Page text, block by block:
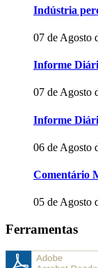
Indústria
07 de Agosto
Informe
07 de Agosto
Informe
06 de Agosto
Comentário
05 de Agosto
Ferramentas